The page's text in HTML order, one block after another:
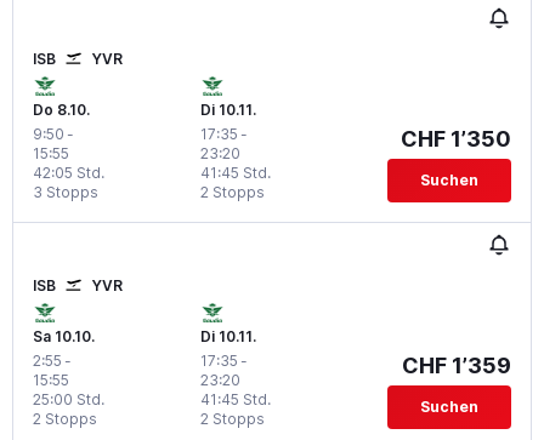
ISB YVR
Do 8.10.
9:50 -
15:55
3 Stopps
42:05 Std.
Di 10.11.
17:35 -
23:20
2 Stopps
41:45 Std.
CHF 1’350
Suchen
ISB YVR
Sa 10.10.
2:55 -
15:55
2 Stopps
25:00 Std.
Di 10.11.
17:35 -
23:20
2 Stopps
41:45 Std.
CHF 1’359
Suchen